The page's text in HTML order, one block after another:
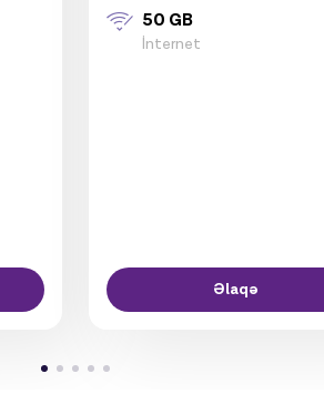
50 GB
İnternet
Əlaqə